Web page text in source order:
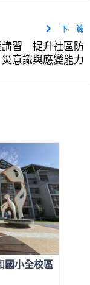
下一篇
講習 提升社區防
災意識與應變能力
國小全校區